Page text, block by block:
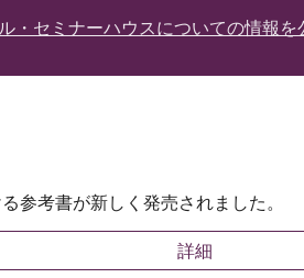
・セミナーハウスについての情報
参考書が新しく発売されました。
詳細